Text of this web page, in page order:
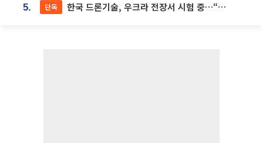
5. 단독 한국 드론기술, 우크라 전장서 시험 중…“스타트업 여러 곳 참여”